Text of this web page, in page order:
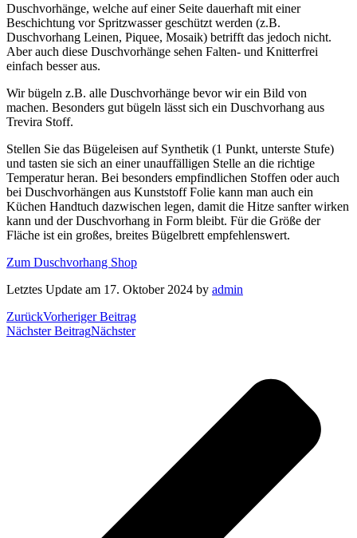
Duschvorhänge, welche auf einer Seite dauerhaft mit einer
Beschichtung vor Spritzwasser geschützt werden (z.B.
Duschvorhang Leinen, Piquee, Mosaik) betrifft das jedoch nicht.
Aber auch diese Duschvorhänge sehen Falten- und Knitterfrei
einfach besser aus.
Wir bügeln z.B. alle Duschvorhänge bevor wir ein Bild von
machen. Besonders gut bügeln lässt sich ein Duschvorhang aus
Trevira Stoff.
Stellen Sie das Bügeleisen auf Synthetik (1 Punkt, unterste Stufe)
und tasten sie sich an einer unauffälligen Stelle an die richtige
Temperatur heran. Bei besonders empfindlichen Stoffen oder auch
bei Duschvorhängen aus Kunststoff Folie kann man auch ein
Küchen Handtuch dazwischen legen, damit die Hitze sanfter wirken
kann und der Duschvorhang in Form bleibt. Für die Größe der
Fläche ist ein großes, breites Bügelbrett empfehlenswert.
Zum Duschvorhang Shop
Letztes Update am 17. Oktober 2024 by admin
ZurückVorheriger Beitrag
Nächster BeitragNächster